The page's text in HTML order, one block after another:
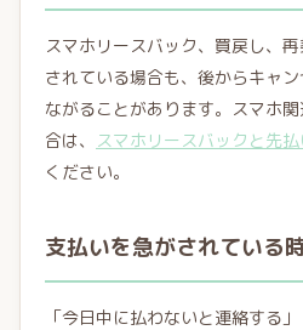
スマホリースバック、買戻し、
されている場合も、後からキャ
ながることがあります。スマホ
合は、
スマホリースバックと先
ください。
支払いを急がされている
「今日中に払わないと連絡する